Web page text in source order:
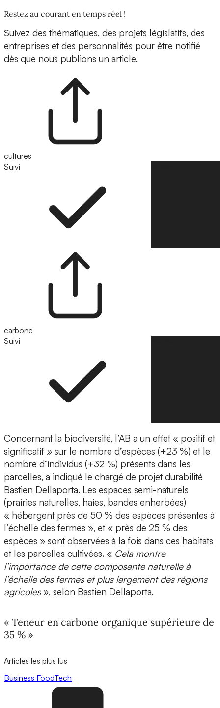
Restez au courant en temps réel !
Suivez des thématiques, des projets législatifs, des
entreprises et des personnalités pour être notifié
dès que nous publions un article.
cultures
Suivi
carbone
Suivi
Concernant la biodiversité, l’AB a un effet « positif et
significatif » sur le nombre d’espèces (+23 %) et le
nombre d’individus (+32 %) présents dans les
parcelles, a indiqué le chargé de projet durabilité
Bastien Dellaporta. Les espaces semi-naturels
(prairies naturelles, haies, bandes enherbées)
« hébergent près de 50 % des espèces présentes à
l’échelle des fermes », et « près de 25 % des
espèces » sont observées à la fois dans ces habitats
et les parcelles cultivées. « Cela montre
l’importance de cette composante naturelle à
l’échelle des fermes et plus largement des régions
agricoles», selon Bastien Dellaporta.
« Teneur en carbone organique supérieure de
35 % »
Articles les plus lus
Business FoodTech